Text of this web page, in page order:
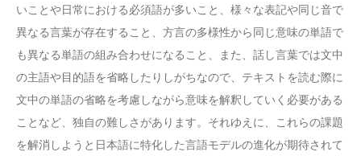
いことや日常における必須語が多いこと、様々な表記や同じ音で
異なる言葉が存在すること、方言の多様性から同じ意味の単語で
も異なる単語の組み合わせになること、また、話し言葉では文中
の主語や目的語を省略したりしがちなので、テキストを読む際に
文中の単語の省略を考慮しながら意味を解釈していく必要がある
ことなど、独自の難しさがあります。それゆえに、これらの課題
を解消しようと日本語に特化した言語モデルの進化が期待されて